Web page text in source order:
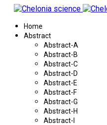
Home
Abstract
Abstract-A
Abstract-B
Abstract-C
Abstract-D
Abstract-E
Abstract-F
Abstract-G
Abstract-H
Abstract-I